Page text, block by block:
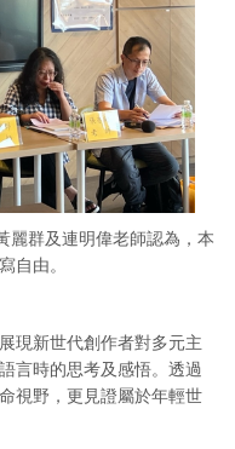
連明偉老師認為，本
自由。
新世代創作者對多元主
言時的思考及感悟。透過
視野，更見證屬於年輕世